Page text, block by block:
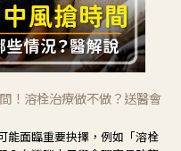
！溶栓治療做不做？送醫會
能面臨重要抉擇，例如「溶栓